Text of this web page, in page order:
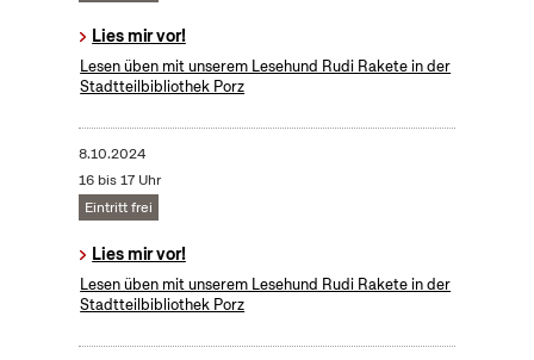
Lies mir vor!
Lesen üben mit unserem Lesehund Rudi Rakete in der
Stadtteilbibliothek Porz
8.10.2024
16 bis 17 Uhr
Eintritt frei
Lies mir vor!
Lesen üben mit unserem Lesehund Rudi Rakete in der
Stadtteilbibliothek Porz